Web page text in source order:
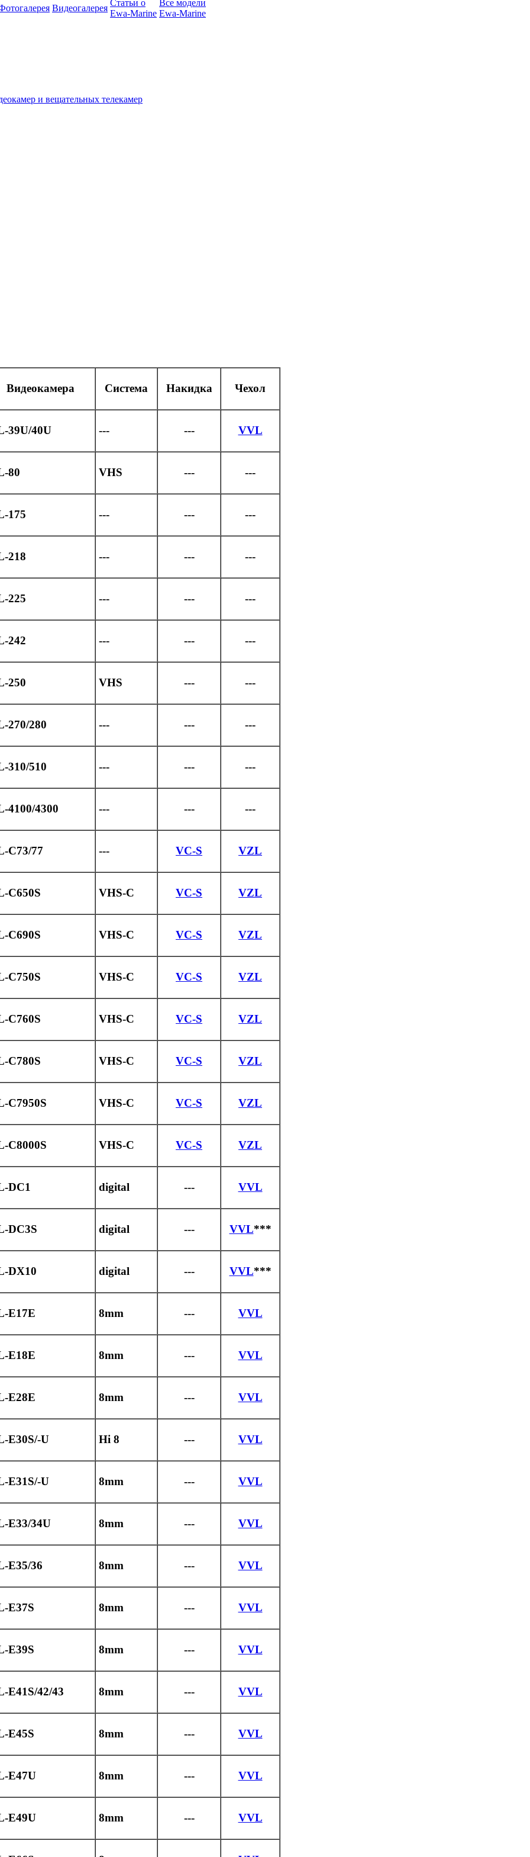
Видеогалерея
Статьи о
Ewa-Marine
Все модели
Ewa-Marine
и вещательных телекамер
Видеокамера Система Накидка Чехол
39U/40U --- --- VVL
80 VHS --- ---
175 --- --- ---
218 --- --- ---
225 --- --- ---
242 --- --- ---
250 VHS --- ---
270/280 --- --- ---
310/510 --- --- ---
4100/4300 --- --- ---
C73/77 --- VC-S VZL
C650S VHS-C VC-S VZL
C690S VHS-C VC-S VZL
C750S VHS-C VC-S VZL
C760S VHS-C VC-S VZL
C780S VHS-C VC-S VZL
C7950S VHS-C VC-S VZL
C8000S VHS-C VC-S VZL
DC1 digital --- VVL
DC3S digital --- VVL***
DX10 digital --- VVL***
E17E 8mm --- VVL
E18E 8mm --- VVL
E28E 8mm --- VVL
E30S/-U Hi 8 --- VVL
E31S/-U 8mm --- VVL
E33/34U 8mm --- VVL
E35/36 8mm --- VVL
E37S 8mm --- VVL
E39S 8mm --- VVL
E41S/42/43 8mm --- VVL
E45S 8mm --- VVL
E47U 8mm --- VVL
E49U 8mm --- VVL